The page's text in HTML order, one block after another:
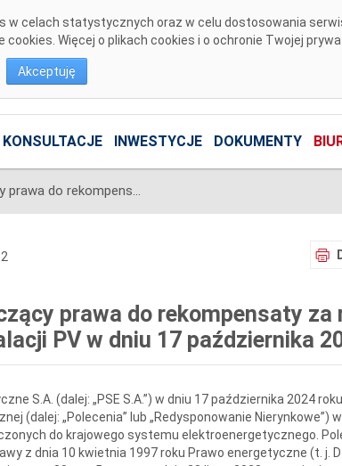
celach statystycznych oraz w celu dostosowania
Więcej o plikach cookies i o ochronie Twojej
Akceptuję
KONSULTACJE INWESTYCJE DOKUMENTY
Komunikat dotyczący prawa do rekompensaty za redysponowanie nierynkowe instalacji PV w dniu 17 października 2024 roku
prawa do rekompensaty za
PV w dniu 17 października
S.A. (dalej: „PSE S.A.”) w dniu 17 października 2024
(dalej: „Polecenia” lub „Redysponowanie
do krajowego systemu elektroenergetycznego.
z dnia 10 kwietnia 1997 roku Prawo energetyczne (t. j.